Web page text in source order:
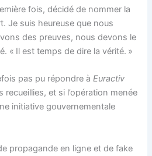
fois, décidé de nommer la
Je suis heureuse que nous
des preuves, nous devons le
« Il est temps de dire la vérité. »
pas pu répondre àEuractiv
et si l’opération menée
initiative gouvernementale
propagande en ligne et de fake